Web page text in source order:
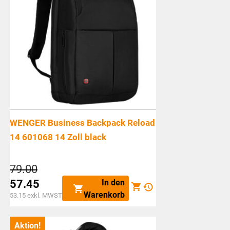
WENGER Business Backpack Reload
14 601068 14 Zoll black
79.00Ursprünglicher
Preis
war:
CHF79.00
57.45
Aktueller
ist:
53.15 exkl. MWST
In den
Warenkorb
Aktion!